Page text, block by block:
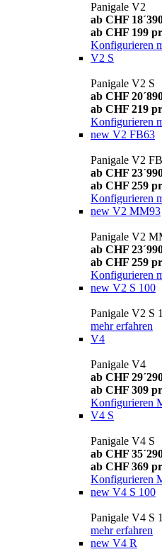
Panigale V2
ab CHF
ab CHF 199
Konfigurieren
V2 S
Panigale V2 S
ab CHF
ab CHF 219
Konfigurieren
new V2 FB63
Panigale V2
ab CHF
ab CHF 259
Konfigurieren
new V2 MM93
Panigale V2
ab CHF
ab CHF 259
Konfigurieren
new V2 S 100
Panigale V2 S
mehr erfahren
V4
Panigale V4
ab CHF
ab CHF 309
Konfigurieren
V4 S
Panigale V4 S
ab CHF
ab CHF 369
Konfigurieren
new V4 S 100
Panigale V4 S
mehr erfahren
new V4 R